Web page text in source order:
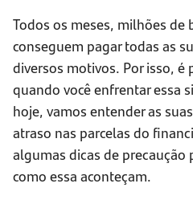
Todos os meses, milhões de
conseguem pagar todas as
diversos motivos. Por isso, é
quando você enfrentar essa
hoje, vamos entender as
atraso nas parcelas do
algumas dicas de precaução
como essa aconteçam.